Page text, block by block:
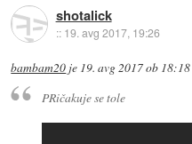
shotalick
:: 19. avg 2017, 19:26
bambam20 je 19. avg 2017 ob 18:18
PRičakuje se tole